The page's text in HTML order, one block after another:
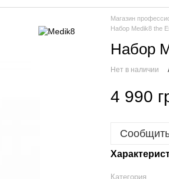
Магазин
Набор Medik8 the
Набор
Нет в наличии
4 990
Категория